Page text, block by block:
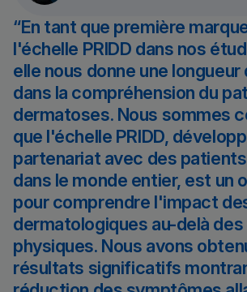
En tant que première
l'échelle PRIDD dans nos
elle nous donne une
dans la compréhension du
dermatoses. Nous sommes
que l'échelle PRIDD,
partenariat avec des
dans le monde entier, est un
pour comprendre l'impact
dermatologiques au-delà
physiques. Nous avons
résultats significatifs